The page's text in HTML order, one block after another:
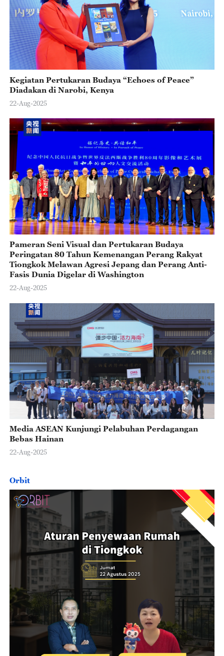
Kegiatan Pertukaran Budaya “Echoes of Peace”
Diadakan di Narobi, Kenya
22-Aug-2025
Pameran Seni Visual dan Pertukaran Budaya
Peringatan 80 Tahun Kemenangan Perang Rakyat
Tiongkok Melawan Agresi Jepang dan Perang Anti-
Fasis Dunia Digelar di Washington
22-Aug-2025
Media ASEAN Kunjungi Pelabuhan Perdagangan
Bebas Hainan
22-Aug-2025
Orbit